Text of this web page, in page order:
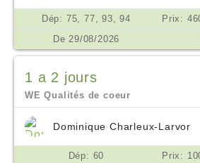
Dép: 75, 77, 93, 94
De 29/08/2026
1 a 2 jours
WE Qualités de coeur
Dominique Charleux-Larvor
Dép: 60